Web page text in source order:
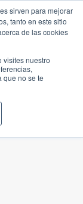
sirven para mejorar
tanto en este sitio
de las cookies
visites nuestro
que no se te